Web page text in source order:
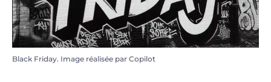
Black Friday. Image réalisée par Copilot